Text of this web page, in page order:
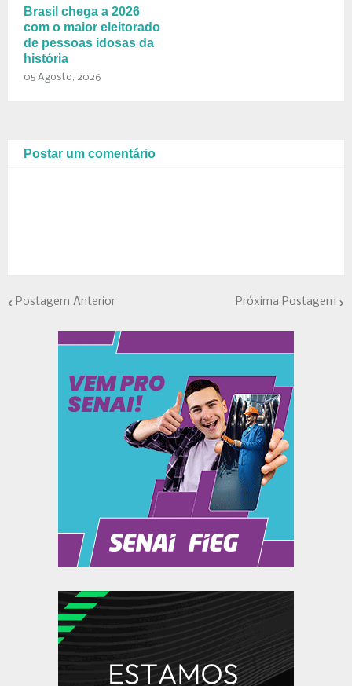
Brasil chega a 2026
com o maior eleitorado
de pessoas idosas da
história
05 Agosto, 2026
Postar um comentário
Postagem Anterior Próxima Postagem